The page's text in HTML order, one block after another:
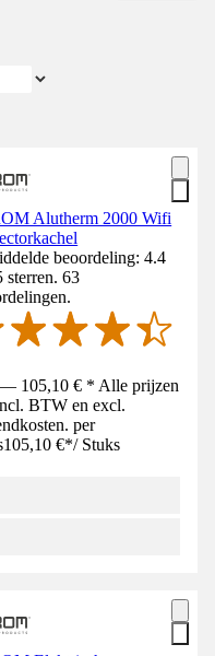
Alutherm 2000 Wifi
beoordeling: 4.4
sterren. 63
105,10 € * Alle prijzen
BTW en excl.
per
105,10 €*/ Stuks